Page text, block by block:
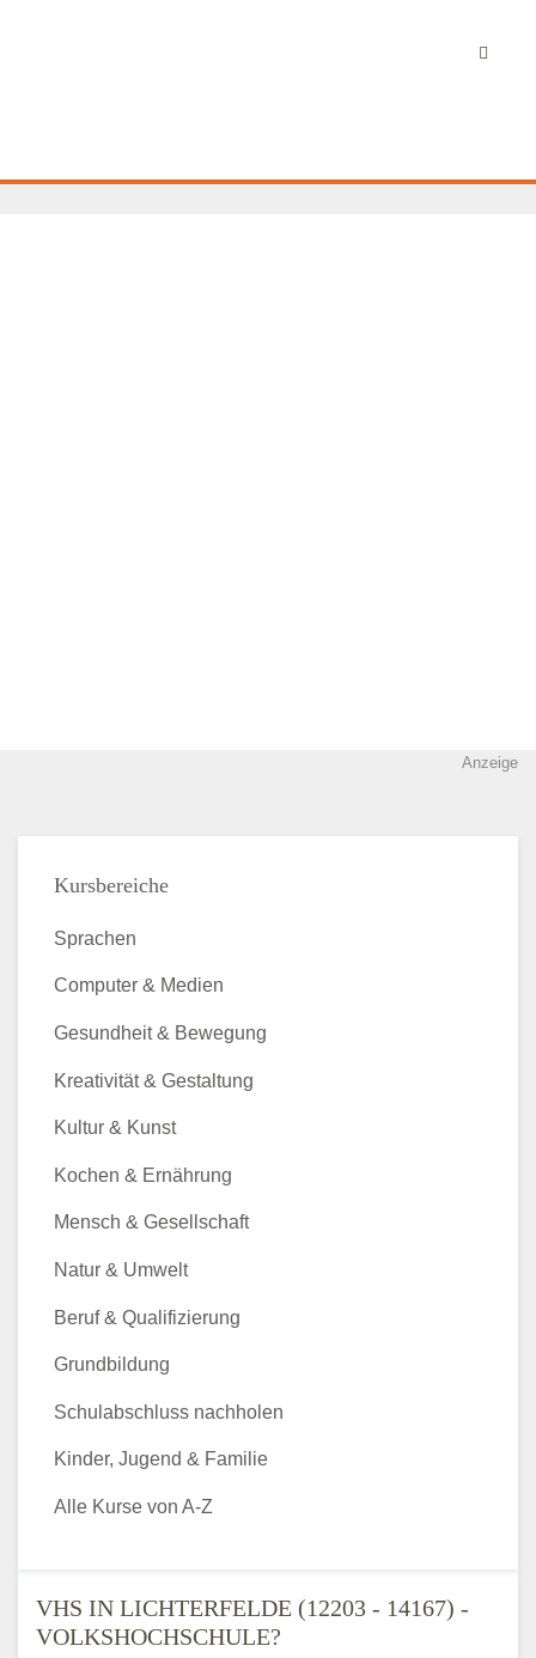
Anzeige
VHS IN LICHTERFELDE (12203 - 14167) -
VOLKSHOCHSCHULE?
Kursbereiche
Sprachen
Computer & Medien
Gesundheit & Bewegung
Kreativität & Gestaltung
Kultur & Kunst
Kochen & Ernährung
Mensch & Gesellschaft
Natur & Umwelt
Beruf & Qualifizierung
Grundbildung
Schulabschluss nachholen
Kinder, Jugend & Familie
Alle Kurse von A-Z